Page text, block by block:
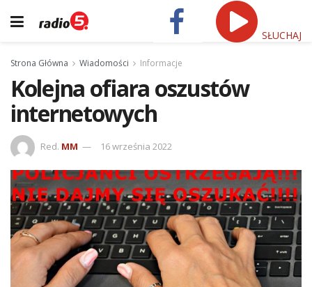
SŁUCHAJ
Strona Główna Wiadomości Informacje
Kolejna ofiara oszustów
internetowych
Red. MM 16 września 2022